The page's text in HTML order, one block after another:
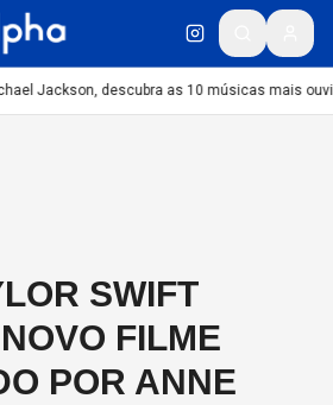
Jackson, descubra as 10 músicas mais
SWIFT
FILME
POR ANNE